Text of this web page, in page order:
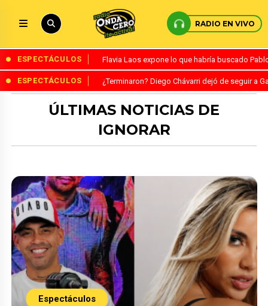
RADIO EN VIVO
ESPECTÁCULOS Flavia Laos expone lo que habría buscado
ESPECTÁCULOS ¿Terminaron? Diego Chávarri dejó de seguir a
ÚLTIMAS NOTICIAS DE
IGNORAR
Espectáculos